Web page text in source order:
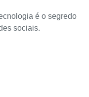
é o segredo
sociais.